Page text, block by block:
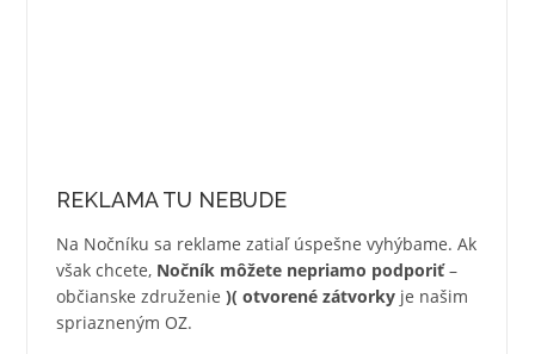
REKLAMA TU NEBUDE
Na Nočníku sa reklame zatiaľ úspešne vyhýbame. Ak
však chcete, Nočník môžete nepriamo podporiť–
občianske združenie )( otvorené zátvorkyje našim
spriazneným OZ.